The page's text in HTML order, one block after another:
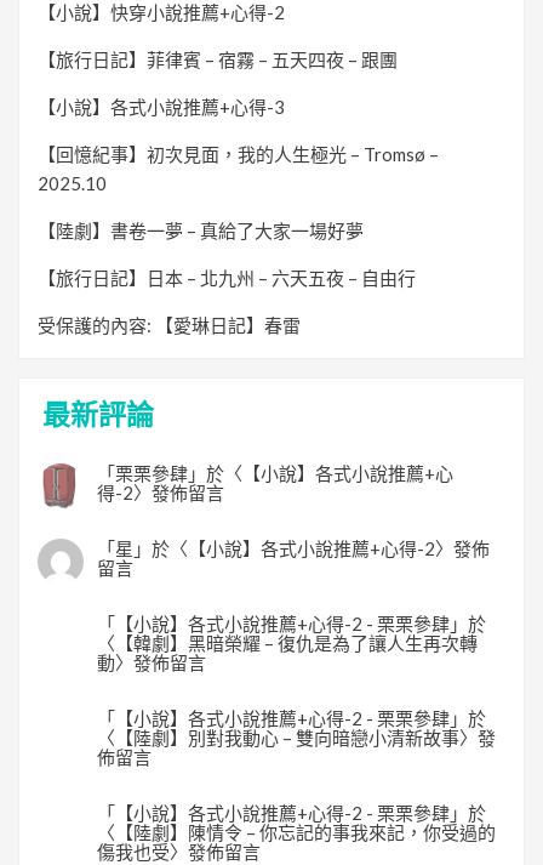
【小說】快穿小說推薦+心得-2
【旅行日記】菲律賓 – 宿霧 – 五天四夜 – 跟團
【小說】各式小說推薦+心得-3
【回憶紀事】初次見面，我的人生極光 – Tromsø –
2025.10
【陸劇】書卷一夢 – 真給了大家一場好夢
【旅行日記】日本 – 北九州 – 六天五夜 – 自由行
受保護的內容: 【愛琳日記】春雷
最新評論
「 栗栗參肆」於〈 【小說】各式小說推薦+心
得-2〉發佈留言
「 星 」於〈 【小說】各式小說推薦+心得-2〉發佈
留言
「 【小說】各式小說推薦+心得-2 - 栗栗參肆」於
〈 【韓劇】黑暗榮耀 – 復仇是為了讓人生再次轉
動〉發佈留言
「 【小說】各式小說推薦+心得-2 - 栗栗參肆」於
〈 【陸劇】別對我動心 – 雙向暗戀小清新故事〉發
佈留言
「 【小說】各式小說推薦+心得-2 - 栗栗參肆」於
〈 【陸劇】陳情令 – 你忘記的事我來記，你受過的
傷我也受〉發佈留言